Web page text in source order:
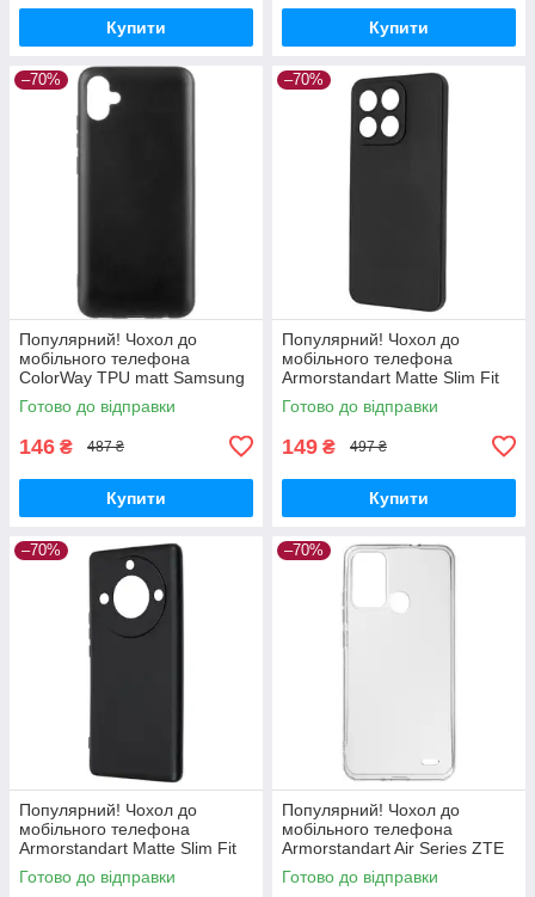
Купити Купити
–70%
Популярний! Чохол до
мобільного телефона
ColorWay TPU matt Samsung
Galaxy A04e black (CW-
CTMSGA042-BK) - Краща
Готово до відправки
146 ₴ 487 ₴
Купити
–70%
Популярний! Чохол до
мобільного телефона
Armorstandart Matte Slim Fit
Honor X8a Camera cover
Black (ARM69397) - Краща
Готово до відправки
149 ₴ 497 ₴
Купити
–70%
Популярний! Чохол до
мобільного телефона
Armorstandart Matte Slim Fit
Honor Magic5 Lite Camera
cover Black (ARM69395) -
Готово до відправки
–70%
Популярний! Чохол до
мобільного телефона
Armorstandart Air Series ZTE
Blade A52 Transparent
(ARM63123) - Краща якість
Готово до відправки